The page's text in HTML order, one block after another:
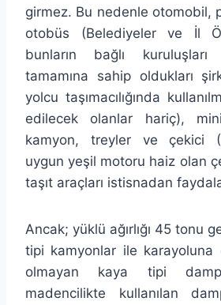
girmez. Bu nedenle otomobil,
otobüs (Belediyeler ve İl
bunların bağlı
tamamına sahip oldukları
yolcu taşımacılığında
edilecek olanlar hariç),
kamyon, treyler ve çekici
uygun yeşil motoru haiz olan
taşıt araçları istisnadan
Ancak; yüklü ağırlığı 45 tonu
tipi kamyonlar ile karayoluna
olmayan kaya tipi
madencilikte kullanılan